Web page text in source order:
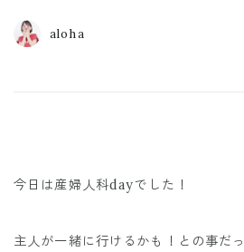
aloha
今日は産婦人科dayでした！
主人が一緒に行けるかも！との事だ